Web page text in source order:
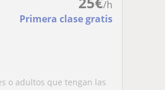
/h
Primera clase gratis
o adultos que tengan las